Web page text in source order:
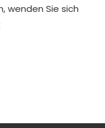
wenden Sie sich